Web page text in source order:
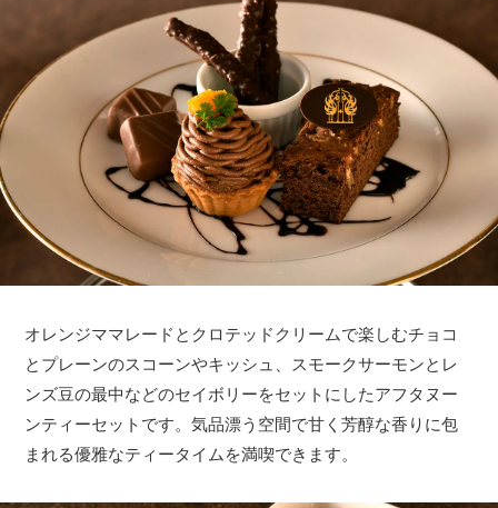
オレンジママレードとクロテッドクリームで楽しむチョコ
とプレーンのスコーンやキッシュ、スモークサーモンとレ
ンズ豆の最中などのセイボリーをセットにしたアフタヌー
ンティーセットです。気品漂う空間で甘く芳醇な香りに包
まれる優雅なティータイムを満喫できます。